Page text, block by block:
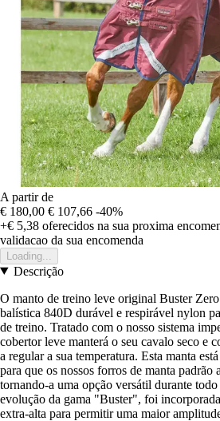
A partir de
€ 180,00 € 107,66 -40%
+€ 5,38 oferecidos na sua proxima
validacao da sua encomenda
Loading...
Descrição
O manto de treino leve original Buster
balística 840D durável e respirável nylon
de treino. Tratado com o nosso sistema
cobertor leve manterá o seu cavalo seco e
a regular a sua temperatura. Esta manta
para que os nossos forros de manta padrão
tornando-a uma opção versátil durante
evolução da gama "Buster", foi
extra-alta para permitir uma maior